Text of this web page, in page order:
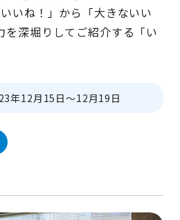
いね！」から「大きないい
を深堀りしてご紹介する「い
年12月15日～12月19日